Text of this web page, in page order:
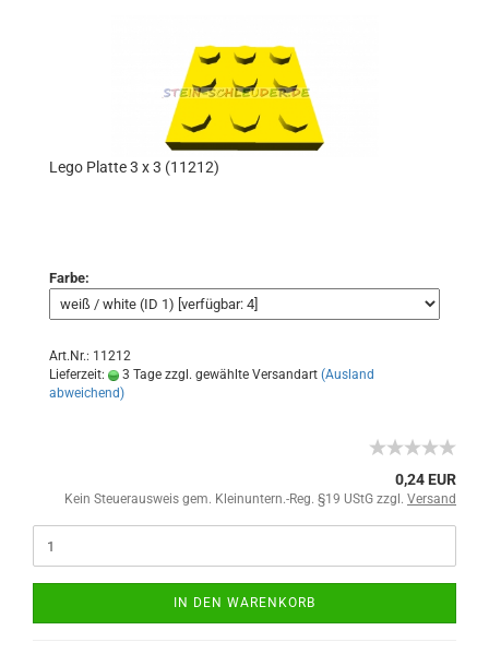
Lego Platte 3 x 3 (11212)
Farbe:
Art.Nr.: 11212
Lieferzeit:
3 Tage zzgl. gewählte Versandart (Ausland
abweichend)
0,24 EUR
Kein Steuerausweis gem. Kleinuntern.-Reg. §19 UStG zzgl. Versand
IN DEN WARENKORB